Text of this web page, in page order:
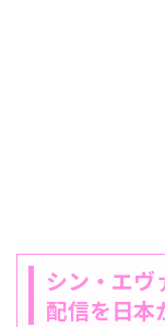
シン・エヴ
配信を日本